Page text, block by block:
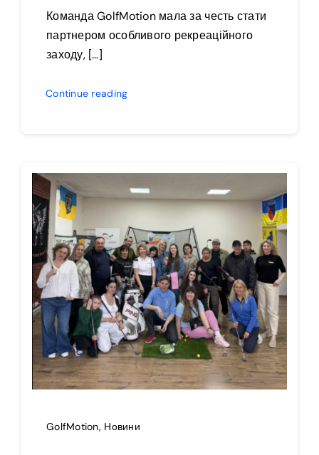
Команда GolfMotion мала за честь стати
партнером особливого рекреаційного
заходу, […]
Continue reading
GolfMotion, Новини